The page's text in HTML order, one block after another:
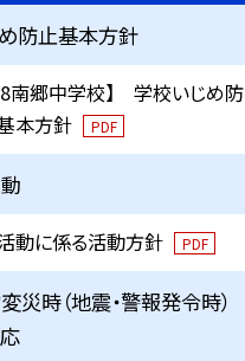
防止基本方針
南郷中学校】 学校いじめ防
本方針
PDF
動に係る活動方針 PDF
災時（地震・警報発令時）